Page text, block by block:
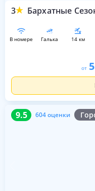
3 Бархатные
в номере галька 14 км
от
9.5 604 оценки
9.5 604 оценки